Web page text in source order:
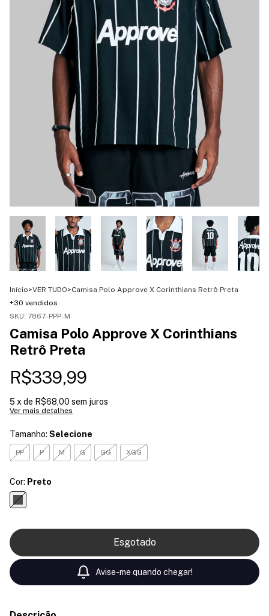
Início>VER TUDO>Camisa Polo Approve X Corinthians Retrô Preta
+30 vendidos
SKU: 7867-PPP-M
Camisa Polo Approve X Corinthians
Retrô Preta
R$339,99
5 x de R$68,00 sem juros
Ver mais detalhes
Tamanho: Selecione
PP P M G GG XGG
Cor: Preto
Avise-me quando chegar!